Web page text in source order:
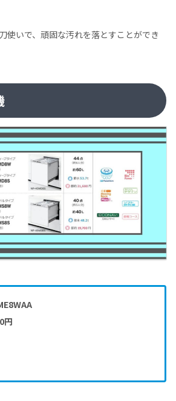
使いで、頑固な汚れを落とすことができ
円